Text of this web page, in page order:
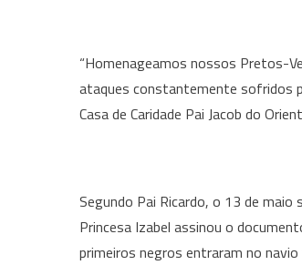
“Homenageamos nossos Pretos-
ataques constantemente sofridos
Casa de Caridade Pai Jacob do
Segundo Pai Ricardo, o 13 de
Princesa Izabel assinou o
primeiros negros entraram no